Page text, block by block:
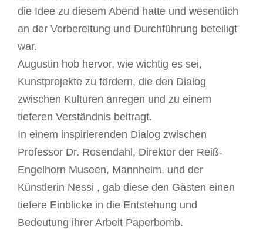
die Idee zu diesem Abend hatte und wesentlich
an der Vorbereitung und Durchführung beteiligt
war.
Augustin hob hervor, wie wichtig es sei,
Kunstprojekte zu fördern, die den Dialog
zwischen Kulturen anregen und zu einem
tieferen Verständnis beitragt.
In einem inspirierenden Dialog zwischen
Professor Dr. Rosendahl, Direktor der Reiß-
Engelhorn Museen, Mannheim, und der
Künstlerin Nessi , gab diese den Gästen einen
tiefere Einblicke in die Entstehung und
Bedeutung ihrer Arbeit Paperbomb.